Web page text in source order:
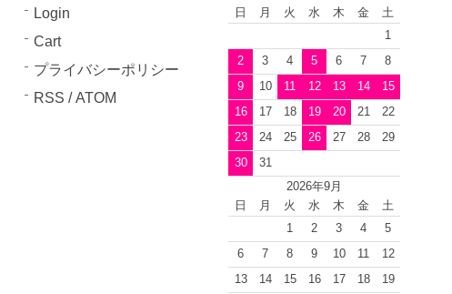
Login
Cart
プライバシーポリシー
RSS /ATOM
日
月 火 水 木 金
土
1
2
3 4 5 6 7
8
9
10 11 12 13 14
15
16
17 18 19 20 21
22
23
24 25 26 27 28
29
30
31
2026年9月
日
月 火 水 木 金
土
1
2 3 4
5
6
7 8 9 10 11
12
13
14 15 16 17 18 19